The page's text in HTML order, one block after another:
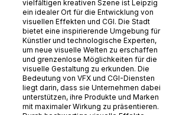
vielfältigen kreativen Szene ist Leipzig
ein idealer Ort für die Entwicklung von
visuellen Effekten und CGI. Die Stadt
bietet eine inspirierende Umgebung für
Künstler und technologische Experten,
um neue visuelle Welten zu erschaffen
und grenzenlose Möglichkeiten für die
visuelle Gestaltung zu erkunden. Die
Bedeutung von VFX und CGI-Diensten
liegt darin, dass sie Unternehmen dabei
unterstützen, ihre Produkte und Marken
mit maximaler Wirkung zu präsentieren.